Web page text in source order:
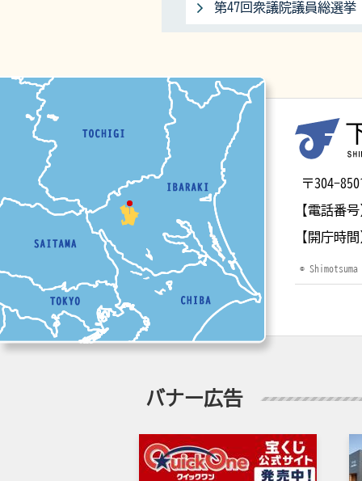
第47回衆議院議員総選挙
〒304-
【電話番号
【開庁時間
©
バナー広告